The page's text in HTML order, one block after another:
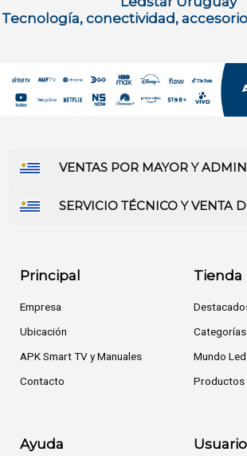
Tecnología, conectividad,
VENTAS POR MAYOR Y
SERVICIO TÉCNICO Y VENTA
Principal
Empresa
Ubicación
APK Smart TV y Manuales
Contacto
Tienda
Categorías
Mundo
Productos
Ayuda Usuario